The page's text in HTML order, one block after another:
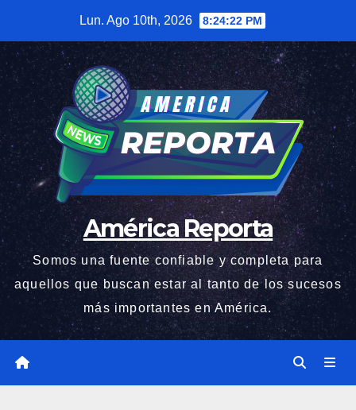
contenido
Lun. Ago 10th, 2026 8:24:22 PM
América Reporta
Somos una fuente confiable y completa para
aquellos que buscan estar al tanto de los sucesos
más importantes en América.